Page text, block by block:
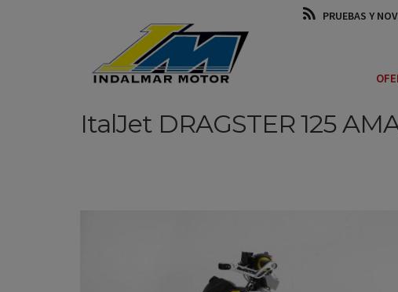
PRUEBAS Y
ItalJet DRAGSTER 125